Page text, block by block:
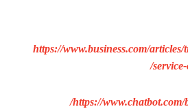
https://www.business.com/
https://www.chatbot.com/